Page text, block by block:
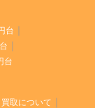
台
台
取について